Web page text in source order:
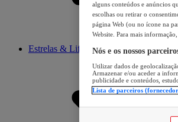
Estrelas & Lifestyle
alguns conteúdos e anúncios
escolhas ou retirar o
página Web (ou no ícone na
Website. Para mais
Nós e os nossos
Utilizar dados de
Armazenar e/ou aceder a
publicidade e conteúdos,
Lista de parceiros